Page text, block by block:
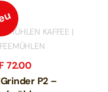
KAFFEE |
72.00
P2 –